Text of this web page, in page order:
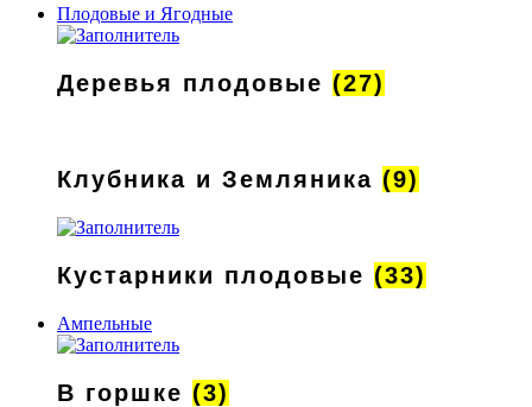
Плодовые и Ягодные
Деревья плодовые (27)
Клубника и Земляника (9)
Кустарники плодовые (33)
Ампельные
В горшке (3)